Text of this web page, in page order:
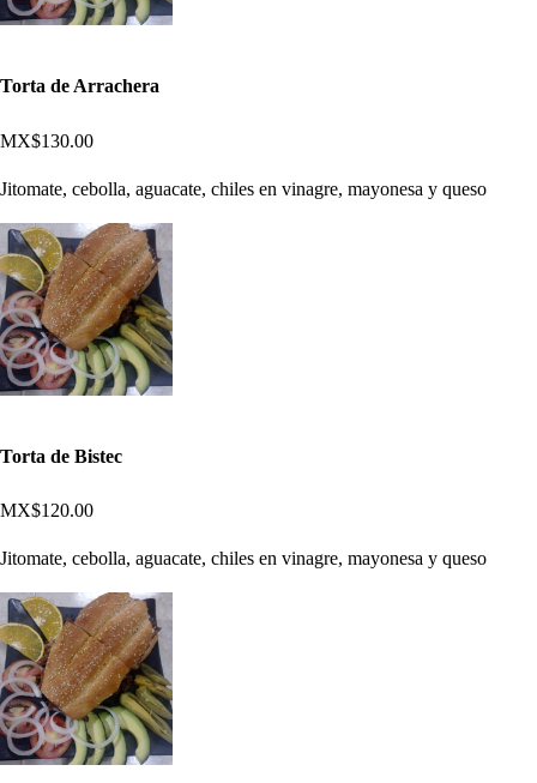
Torta de Arrachera
MX$130.00
Jitomate, cebolla, aguacate, chiles en vinagre, mayonesa y queso
Torta de Bistec
MX$120.00
Jitomate, cebolla, aguacate, chiles en vinagre, mayonesa y queso